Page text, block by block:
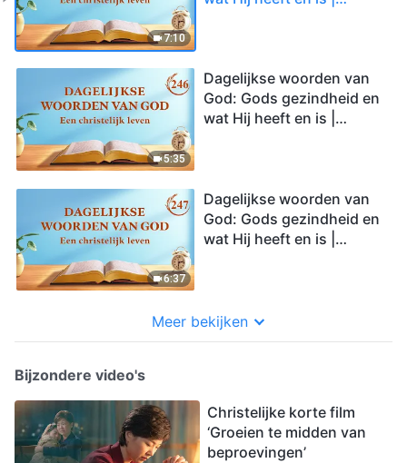
7:10
5:35
Dagelijkse woorden van
God: Gods gezindheid en
wat Hij heeft en is |
6:37
Dagelijkse woorden van
God: Gods gezindheid en
wat Hij heeft en is |
Meer bekijken
Bijzondere video's
Christelijke korte film
‘Groeien te midden van
beproevingen’